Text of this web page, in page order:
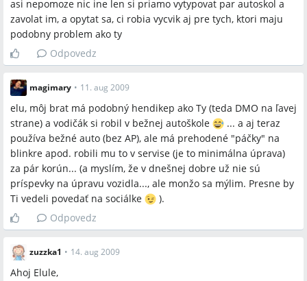
asi nepomoze nic ine len si priamo vytypovat par autoskol a
zavolat im, a opytat sa, ci robia vycvik aj pre tych, ktori maju
podobny problem ako ty
Odpovedz
magimary • 11. aug 2009
elu, môj brat má podobný hendikep ako Ty (teda DMO na ľavej
strane) a vodičák si robil v bežnej autoškole
... a aj teraz
používa bežné auto (bez AP), ale má prehodené "páčky" na
blinkre apod. robili mu to v servise (je to minimálna úprava)
za pár korún... (a myslím, že v dnešnej dobre už nie sú
príspevky na úpravu vozidla..., ale monžo sa mýlim. Presne by
Ti vedeli povedať na sociálke
).
Odpovedz
zuzzka1 • 14. aug 2009
Ahoj Elule,